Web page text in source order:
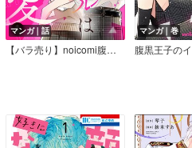
マンガ｜話
【バラ売り】noicomi腹黒王子のイジワルはもはや愛
マンガ｜巻